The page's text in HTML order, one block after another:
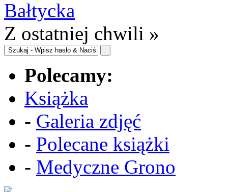
Z ostatniej chwili »
Polecamy:
Książka
- Galeria zdjęć
- Polecane książki
- Medyczne Grono